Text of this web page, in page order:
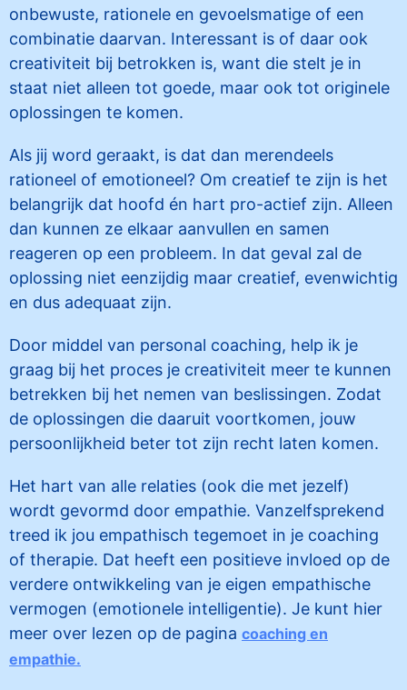
onbewuste, rationele en gevoelsmatige of een
combinatie daarvan. Interessant is of daar ook
creativiteit bij betrokken is, want die stelt je in
staat niet alleen tot goede, maar ook tot originele
oplossingen te komen.
Als jij word geraakt, is dat dan merendeels
rationeel of emotioneel? Om creatief te zijn is het
belangrijk dat hoofd én hart pro-actief zijn. Alleen
dan kunnen ze elkaar aanvullen en samen
reageren op een probleem. In dat geval zal de
oplossing niet eenzijdig maar creatief, evenwichtig
en dus adequaat zijn.
Door middel van personal coaching, help ik je
graag bij het proces je creativiteit meer te kunnen
betrekken bij het nemen van beslissingen. Zodat
de oplossingen die daaruit voortkomen, jouw
persoonlijkheid beter tot zijn recht laten komen.
Het hart van alle relaties (ook die met jezelf)
wordt gevormd door empathie. Vanzelfsprekend
treed ik jou empathisch tegemoet in je coaching
of therapie. Dat heeft een positieve invloed op de
verdere ontwikkeling van je eigen empathische
vermogen (emotionele intelligentie). Je kunt hier
meer over lezen op de pagina coaching en
empathie.